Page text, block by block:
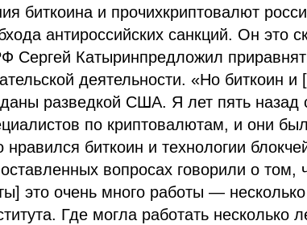
биткоина и прочихкриптовалют
антироссийских санкций. Он это
Сергей Катыринпредложил
деятельности. «Но биткоин
разведкой США. Я лет пять назад
по криптовалютам, и они
нравился биткоин и технологии
вопросах говорили о том,
это очень много работы —
Где могла работать несколько